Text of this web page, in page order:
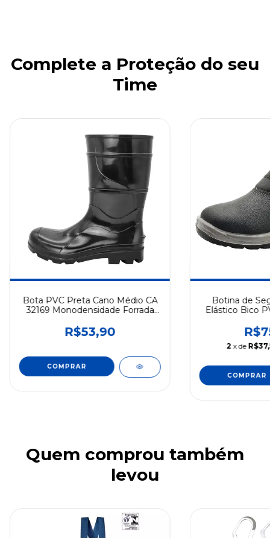
Complete a Proteção do seu
Time
Bota PVC Preta Cano Médio CA
32169 Monodensidade Forrada
R$53,90
COMPRAR
Botina de
Elástico Bico
2 x de
COMPRAR
Quem comprou também
levou